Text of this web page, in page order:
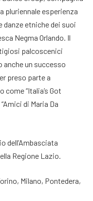
pluriennale esperienza
etniche dei suoi
Negma Orlando. Il
palcoscenici
un successo
preso parte a
“Italia’s Got
di Maria Da
dell’Ambasciata
Regione Lazio.
Milano, Pontedera,